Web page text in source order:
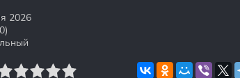
2026